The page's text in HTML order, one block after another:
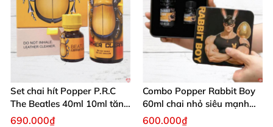
Set chai hít Popper P.R.C
The Beatles 40ml 10ml tăng
khoái cảm nhanh
690.000₫
Combo Popper Rabbit Boy
60ml chai nhỏ siêu mạnh
cho dân chơi
600.000₫